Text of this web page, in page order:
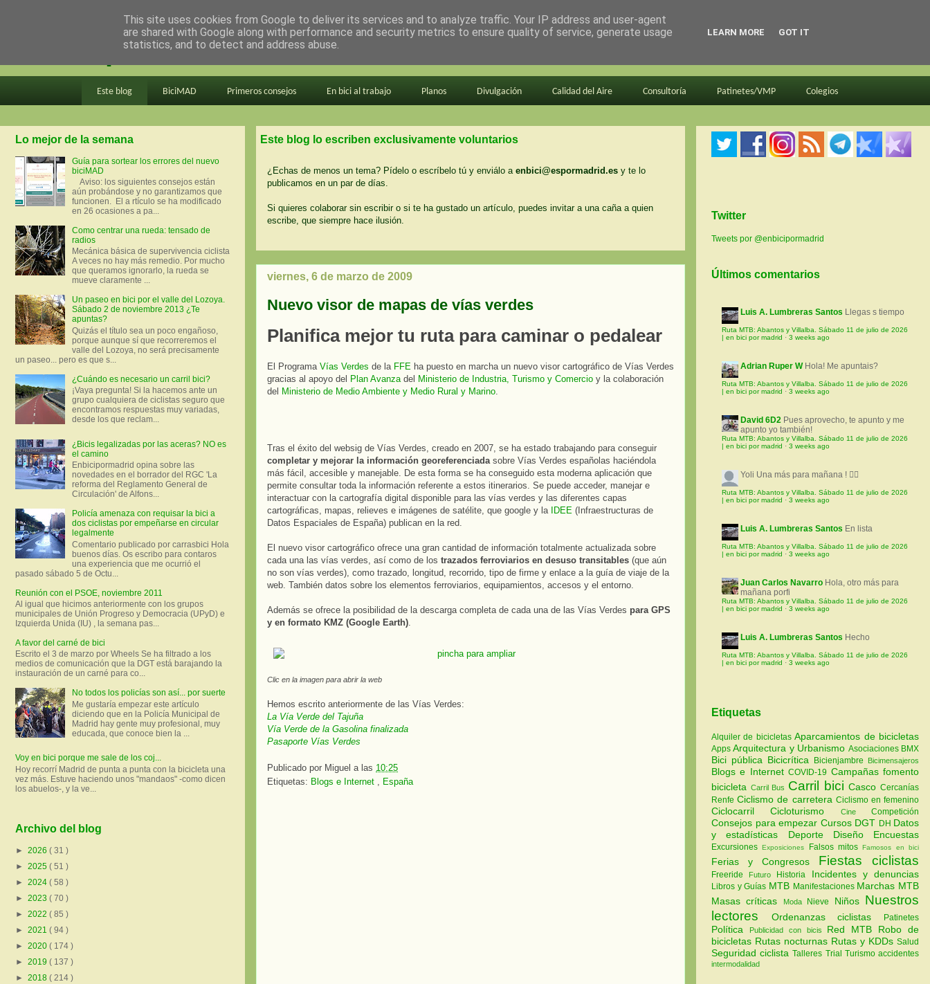
en bici por madrid
Este blog BiciMAD Primeros consejos En bici al trabajo Planos Divulgación Calidad del Aire Consultoría Patinetes/VMP Colegios
Este blog lo escriben exclusivamente voluntarios
¿Echas de menos un tema? Pídelo o escríbelo tú y enviálo a enbici@espormadrid.es y te lo
publicamos en un par de días.
Si quieres colaborar sin escribir o si te ha gustado un artículo, puedes invitar a una caña a quien
escribe, que siempre hace ilusión.
viernes, 6 de marzo de 2009
Nuevo visor de mapas de vías verdes
Planifica mejor tu ruta para caminar o pedalear
El Programa Vías Verdes de la FFE ha puesto en marcha un nuevo visor cartográfico de Vías Verdes
gracias al apoyo del Plan Avanza del Ministerio de Industria, Turismo y Comercio y la colaboración
del Ministerio de Medio Ambiente y Medio Rural y Marino
Tras el éxito del websig de Vías Verdes, creado en 2007, se ha estado trabajando para conseguir
completar y mejorar la información georeferenciada sobre Vías Verdes españolas haciéndola
más fácil, accesible y manejable. De esta forma se ha conseguido esta moderna aplicación que
permite consultar toda la información referente a estos itinerarios. Se puede acceder, manejar e
interactuar con la cartografía digital disponible para las vías verdes y las diferentes capas
cartográficas, mapas, relieves e imágenes de satélite, que google y la IDEE (Infraestructuras de
Datos Espaciales de España) publican en la red.
El nuevo visor cartográfico ofrece una gran cantidad de información totalmente actualizada sobre
cada una las vías verdes, así como de los trazados ferroviarios en desuso transitables (que aún
no son vías verdes), como trazado, longitud, recorrido, tipo de firme y enlace a la guía de viaje de la
web. También datos sobre los elementos ferroviarios, equipamientos, accesos y el entorno.
Además se ofrece la posibilidad de la descarga completa de cada una de las Vías Verdes para GPS
y en formato KMZ (Google Earth)
Clic en la imagen para abrir la web
Hemos escrito anteriormente de las Vías Verdes:
La Vía Verde del Tajuña
Vía Verde de la Gasolina finalizada
Pasaporte Vías Verdes
Publicado por Miguel a las 10:25
Etiquetas: Blogs e Internet , España
Lo mejor de la semana
Guía para sortear los errores del nuevo
biciMAD
Aviso: los siguientes consejos están
aún probándose y no garantizamos que
funcionen. El a rtículo se ha modificado
en 26 ocasiones a pa...
Como centrar una rueda: tensado de
radios
Mecánica básica de supervivencia ciclista
A veces no hay más remedio. Por mucho
que queramos ignorarlo, la rueda se
mueve claramente ...
Un paseo en bici por el valle del Lozoya.
Sábado 2 de noviembre 2013 ¿Te
apuntas?
Quizás el título sea un poco engañoso,
porque aunque sí que recorreremos el
valle del Lozoya, no será precisamente
un paseo... pero es que s...
¿Cuándo es necesario un carril bici?
¡Vaya pregunta! Si la hacemos ante un
grupo cualquiera de ciclistas seguro que
encontramos respuestas muy variadas,
desde los que reclam...
¿Bicis legalizadas por las aceras? NO es
el camino
Enbicipormadrid opina sobre las
novedades en el borrador del RGC 'La
reforma del Reglamento General de
Circulación' de Alfons...
Policía amenaza con requisar la bici a
dos ciclistas por empeñarse en circular
legalmente
Comentario publicado por carrasbici Hola
buenos días. Os escribo para contaros
una experiencia que me ocurrió el
pasado sábado 5 de Octu...
Reunión con el PSOE, noviembre 2011
Al igual que hicimos anteriormente con los grupos
municipales de Unión Progreso y Democracia (UPyD) e
Izquierda Unida (IU) , la semana pas...
A favor del carné de bici
Escrito el 3 de marzo por Wheels Se ha filtrado a los
medios de comunicación que la DGT está barajando la
instauración de un carné para co...
No todos los policías son así... por suerte
Me gustaría empezar este artículo
diciendo que en la Policía Municipal de
Madrid hay gente muy profesional, muy
educada, que conoce bien la ...
Voy en bici porque me sale de los coj...
Hoy recorrí Madrid de punta a punta con la bicicleta una
vez más. Estuve haciendo unos "mandaos" -como dicen
los abuelos-, y la ve...
Archivo del blog
► 2026 ( 31 )
► 2025 ( 51 )
► 2024 ( 58 )
► 2023 ( 70 )
► 2022 ( 85 )
► 2021 ( 94 )
► 2020 ( 174 )
► 2019 ( 137 )
► 2018 ( 214 )
Twitter
Tweets por @enbicipormadrid
Últimos comentarios
Luis A. Lumbreras Santos Llegas s tiempo
Ruta MTB: Abantos y Villalba. Sábado 11 de julio de 2026
| en bici por madrid · 3 weeks ago
Adrian Ruper W Hola! Me apuntais?
Ruta MTB: Abantos y Villalba. Sábado 11 de julio de 2026
| en bici por madrid · 3 weeks ago
David 6D2 Pues aprovecho, te apunto y me
apunto yo también!
Ruta MTB: Abantos y Villalba. Sábado 11 de julio de 2026
| en bici por madrid · 3 weeks ago
Yoli Una más para mañana ! 🚵‍♀️
Ruta MTB: Abantos y Villalba. Sábado 11 de julio de 2026
| en bici por madrid · 3 weeks ago
Luis A. Lumbreras Santos En lista
Ruta MTB: Abantos y Villalba. Sábado 11 de julio de 2026
| en bici por madrid · 3 weeks ago
Juan Carlos Navarro Hola, otro más para
mañana porfi
Ruta MTB: Abantos y Villalba. Sábado 11 de julio de 2026
| en bici por madrid · 3 weeks ago
Luis A. Lumbreras Santos Hecho
Ruta MTB: Abantos y Villalba. Sábado 11 de julio de 2026
| en bici por madrid · 3 weeks ago
Etiquetas
Alquiler de bicicletasAparcamientos de bicicletas
AppsArquitectura y Urbanismo Asociaciones BMX
Bici pública Bicicrítica Bicienjambre Bicimensajeros
Blogs e InternetCOVID-19 Campañas fomento
bicicleta Carril Bus Carril biciCascoCercanías
RenfeCiclismo de carretera Ciclismo en femenino
CiclocarrilCicloturismo CineCompetición
Consejos para empezar Cursos DGT DH Datos
y estadísticas Deporte Diseño Encuestas
ExcursionesExposiciones Falsos mitosFamosos en bici
Ferias y Congresos Fiestas ciclistas
Freeride Futuro Historia Incidentes y denuncias
Libros y Guías MTB Manifestaciones Marchas MTB
Masas críticas
Moda Nieve Niños Nuestros
lectores
Ordenanzas ciclistas Patinetes
Política Publicidad con bicis Red MTB Robo de
bicicletas Rutas nocturnas Rutas y KDDs Salud
Seguridad ciclistaTalleres Trial Turismoaccidentes
intermodalidad
This site uses cookies from Google to deliver its services and to analyze traffic. Your IP address and user-agent
are shared with Google along with performance and security metrics to ensure quality of service, generate usage
statistics, and to detect and address abuse.
LEARN MORE GOT IT